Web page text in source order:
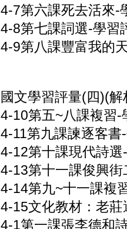
4-7第六課死去活來-
4-8第七課詞選-學習
4-9第八課豐富我的
國文學習評量(四)(解
4-10第五~八課複習-
4-11第九課諫逐客
4-12第十課現代詩
4-13第十一課俊興
4-14第九~十一課複
4-15文化教材：老
4-1第一課張李德和